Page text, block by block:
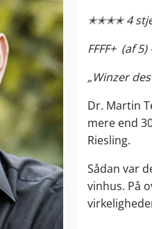
✭✭✭✭ 4
FFFF+ (af
„Winzer
Dr. Martin
mere end
Riesling.
Sådan var
vinhus. På